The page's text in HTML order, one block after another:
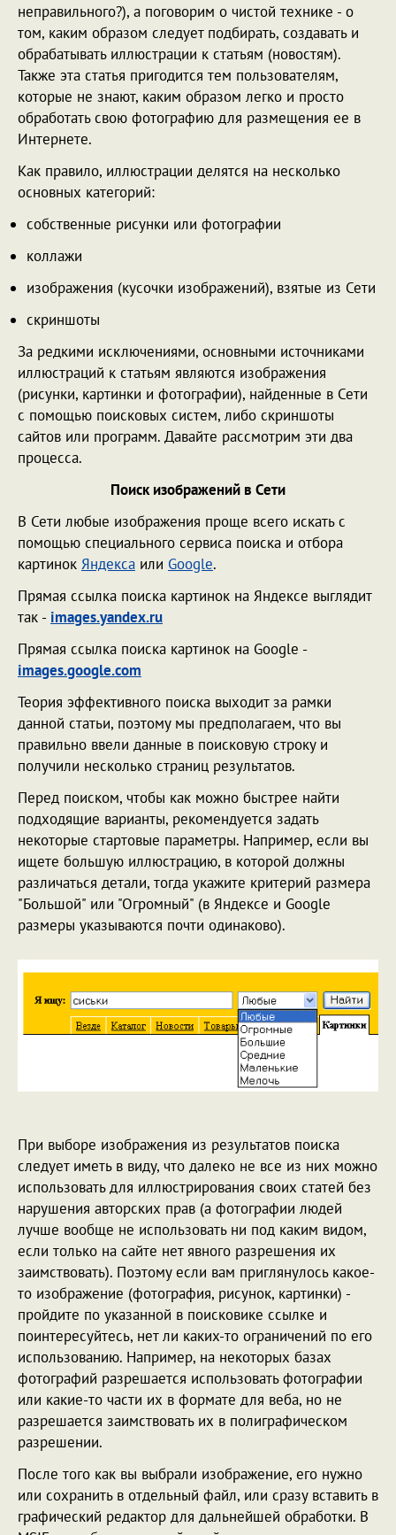
неправильного?), а поговорим о чистой технике - о
том, каким образом следует подбирать, создавать и
обрабатывать иллюстрации к статьям (новостям).
Также эта статья пригодится тем пользователям,
которые не знают, каким образом легко и просто
обработать свою фотографию для размещения ее в
Интернете.
Как правило, иллюстрации делятся на несколько
основных категорий:
собственные рисунки или фотографии
коллажи
изображения (кусочки изображений), взятые из Сети
скриншоты
За редкими исключениями, основными источниками
иллюстраций к статьям являются изображения
(рисунки, картинки и фотографии), найденные в Сети
с помощью поисковых систем, либо скриншоты
сайтов или программ. Давайте рассмотрим эти два
процесса.
Поиск изображений в Сети
В Сети любые изображения проще всего искать с
помощью специального сервиса поиска и отбора
картинок Яндекса или Google.
Прямая ссылка поиска картинок на Яндексе выглядит
так - images.yandex.ru
Прямая ссылка поиска картинок на Google -
images.google.com
Теория эффективного поиска выходит за рамки
данной статьи, поэтому мы предполагаем, что вы
правильно ввели данные в поисковую строку и
получили несколько страниц результатов.
Перед поиском, чтобы как можно быстрее найти
подходящие варианты, рекомендуется задать
некоторые стартовые параметры. Например, если вы
ищете большую иллюстрацию, в которой должны
различаться детали, тогда укажите критерий размера
"Большой" или "Огромный" (в Яндексе и Google
размеры указываются почти одинаково).
При выборе изображения из результатов поиска
следует иметь в виду, что далеко не все из них можно
использовать для иллюстрирования своих статей без
нарушения авторских прав (а фотографии людей
лучше вообще не использовать ни под каким видом,
если только на сайте нет явного разрешения их
заимствовать). Поэтому если вам приглянулось какое-
то изображение (фотография, рисунок, картинки) -
пройдите по указанной в поисковике ссылке и
поинтересуйтесь, нет ли каких-то ограничений по его
использованию. Например, на некоторых базах
фотографий разрешается использовать фотографии
или какие-то части их в формате для веба, но не
разрешается заимствовать их в полиграфическом
разрешении.
После того как вы выбрали изображение, его нужно
или сохранить в отдельный файл, или сразу вставить в
графический редактор для дальнейшей обработки. В